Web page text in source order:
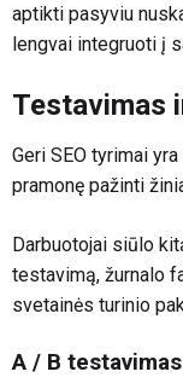
aptikti pasyviu
lengvai integruoti į
Testavimas
Geri SEO tyrimai
pramonę pažinti
Darbuotojai siūlo
testavimą, žurnalo
svetainės turinio
A / B testavimas